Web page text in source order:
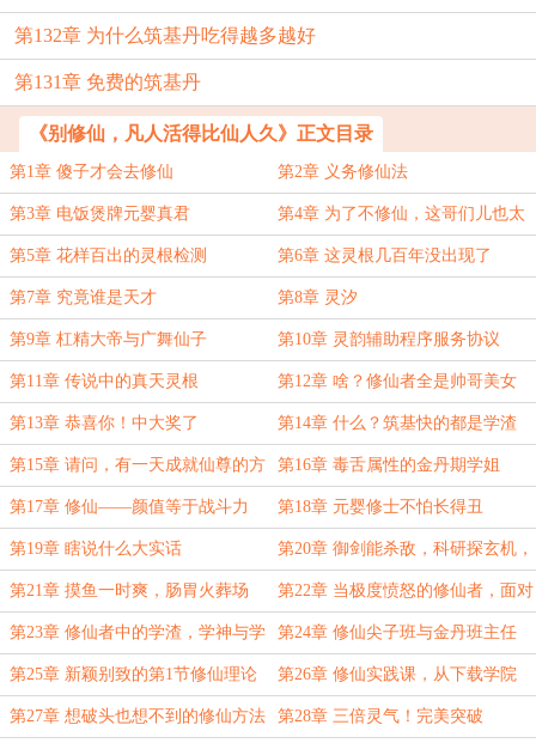
第132章 为什么筑基丹吃得越多越好
第131章 免费的筑基丹
《别修仙，凡人活得比仙人久》正文目录
第1章 傻子才会去修仙 第2章 义务修仙法
第3章 电饭煲牌元婴真君 第4章 为了不修仙，这哥们儿也太
拼了
第5章 花样百出的灵根检测 第6章 这灵根几百年没出现了
第7章 究竟谁是天才 第8章 灵汐
第9章 杠精大帝与广舞仙子 第10章 灵韵辅助程序服务协议
第11章 传说中的真天灵根 第12章 啥？修仙者全是帅哥美女
第13章 恭喜你！中大奖了 第14章 什么？筑基快的都是学渣
第15章 请问，有一天成就仙尊的方
法吗？
第16章 毒舌属性的金丹期学姐
第17章 修仙——颜值等于战斗力 第18章 元婴修士不怕长得丑
第19章 瞎说什么大实话 第20章 御剑能杀敌，科研探玄机，
论文传佳绩
第21章 摸鱼一时爽，肠胃火葬场 第22章 当极度愤怒的修仙者，面对
做不起的数学题
第23章 修仙者中的学渣，学神与学
霸
第24章 修仙尖子班与金丹班主任
第25章 新颖别致的第1节修仙理论
课
第26章 修仙实践课，从下载学院
APP开始
第27章 想破头也想不到的修仙方法 第28章 三倍灵气！完美突破